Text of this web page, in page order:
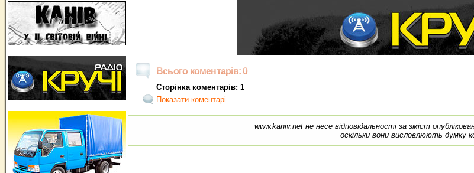
Всього коментарів: 0
Сторінка коментарів: 1
Показати коментарі
www.kaniv.net не несе відповідальності за зміст
оскільки вони висловлюють думку